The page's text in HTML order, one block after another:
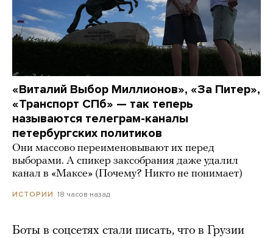
«Виталий Выбор Миллионов», «За Питер»,
«Транспорт СПб» — так теперь
называются телеграм-каналы
петербургских политиков
Они массово переименовывают их перед
выборами. А спикер заксобрания даже удалил
канал в «Максе» (Почему? Никто не понимает)
ИСТОРИИ 18 часов назад
Боты в соцсетях стали писать, что в Грузии